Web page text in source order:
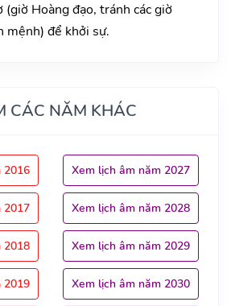
Hoàng đạo, tránh các giờ
mệnh) để khởi sự.
CÁC NĂM KHÁC
2016
2017
2018
2019
Xem lịch âm năm 2027
Xem lịch âm năm 2028
Xem lịch âm năm 2029
Xem lịch âm năm 2030